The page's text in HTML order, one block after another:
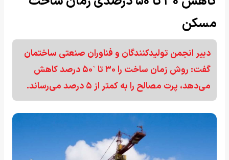
مسکن
دبیر انجمن تولیدکنندگان و فناوران صنعتی ساختمان
گفت: روش زمان ساخت را ۳۰ تا `۵۰ درصد کاهش
می‌دهد، پرت مصالح را به کمتر از ۵ درصد می‌رساند.